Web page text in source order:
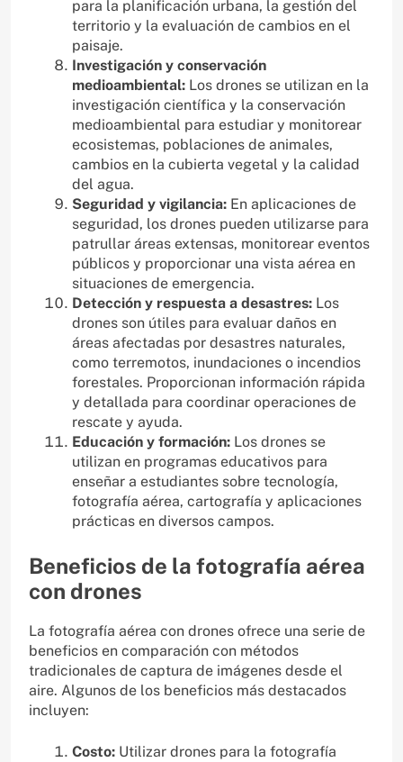
para la planificación urbana, la gestión del
territorio y la evaluación de cambios en el
paisaje.
Investigación y conservación
medioambiental: Los drones se utilizan en la
investigación científica y la conservación
medioambiental para estudiar y monitorear
ecosistemas, poblaciones de animales,
cambios en la cubierta vegetal y la calidad
del agua.
Seguridad y vigilancia: En aplicaciones de
seguridad, los drones pueden utilizarse para
patrullar áreas extensas, monitorear eventos
públicos y proporcionar una vista aérea en
situaciones de emergencia.
Detección y respuesta a desastres: Los
drones son útiles para evaluar daños en
áreas afectadas por desastres naturales,
como terremotos, inundaciones o incendios
forestales. Proporcionan información rápida
y detallada para coordinar operaciones de
rescate y ayuda.
Educación y formación: Los drones se
utilizan en programas educativos para
enseñar a estudiantes sobre tecnología,
fotografía aérea, cartografía y aplicaciones
prácticas en diversos campos.
Beneficios de la fotografía aérea
con drones
La fotografía aérea con drones ofrece una serie de
beneficios en comparación con métodos
tradicionales de captura de imágenes desde el
aire. Algunos de los beneficios más destacados
incluyen:
Costo: Utilizar drones para la fotografía